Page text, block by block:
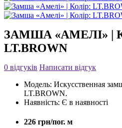
ЗАМША «АМЕЛІ» |
LT.BROWN
0 відгуків Написати відгук
Модель: Искусственная
LT.BROWN.
Наявність: Є в наявності
226 грн/пог. м